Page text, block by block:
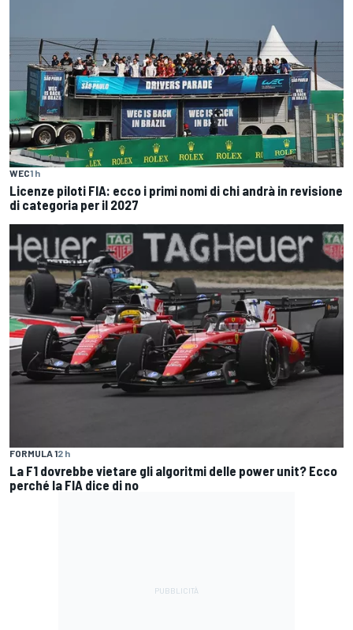
WEC1 h
Licenze piloti FIA: ecco i primi nomi di chi andrà in revisione
di categoria per il 2027
FORMULA 12 h
La F1 dovrebbe vietare gli algoritmi delle power unit? Ecco
perché la FIA dice di no